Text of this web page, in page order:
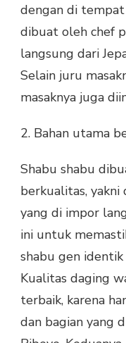
dengan di tempat
dibuat oleh chef
langsung dari
Selain juru
masaknya juga
2. Bahan utama
Shabu shabu
berkualitas, yakni
yang di impor
ini untuk
shabu gen
Kualitas daging
terbaik, karena
dan bagian yang